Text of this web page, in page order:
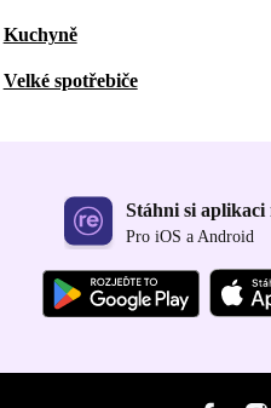
Kuchyně
Velké spotřebiče
Stáhni si aplikaci
Pro iOS a Android